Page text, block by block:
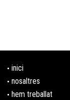
inici
nosaltres
hem treballat